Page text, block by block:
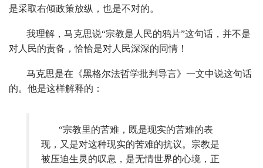
是采取右倾政策放纵，也是不对的。
我理解，马克思说“宗教是人民的鸦片”这句话，并不是
对人民的责备，恰恰是对人民深深的同情！
马克思是在《黑格尔法哲学批判导言》一文中说这句话
的。他是这样解释的：
“宗教里的苦难，既是现实的苦难的表
现，又是对这种现实的苦难的抗议。宗教是
被压迫生灵的叹息，是无情世界的心境，正